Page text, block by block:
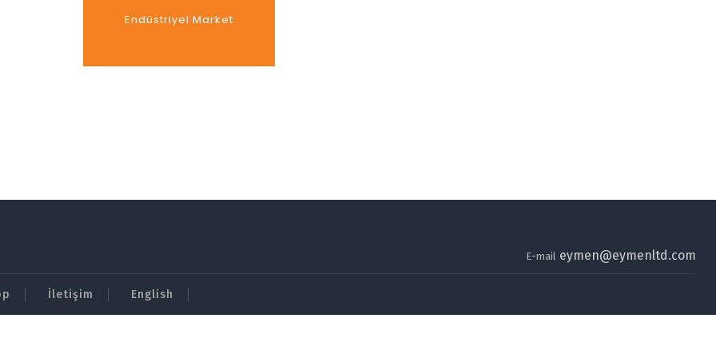
Endüstriyel Market
E-mail eymen@eymenltd.com
İletişim English